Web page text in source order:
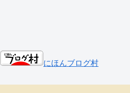
にほんブログ村